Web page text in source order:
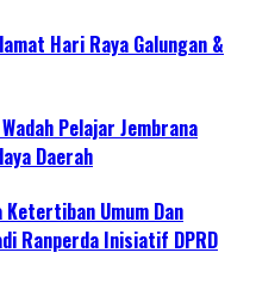
Hari Raya Galungan &
Pelajar Jembrana
Daerah
Ketertiban Umum Dan
Ranperda Inisiatif DPRD